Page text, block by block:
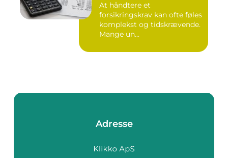
At håndtere et
forsikringskrav kan ofte føles
komplekst og tidskrævende.
Mange un...
Adresse